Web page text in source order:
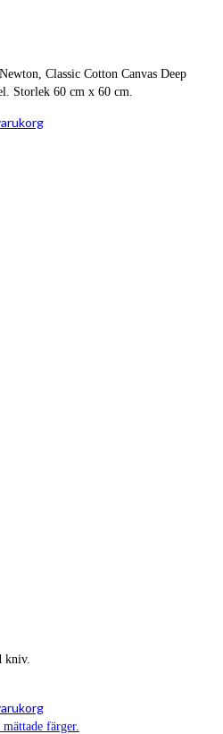
Classic Cotton Canvas Deep
Storlek 60 cm x 60 cm.
kniv.